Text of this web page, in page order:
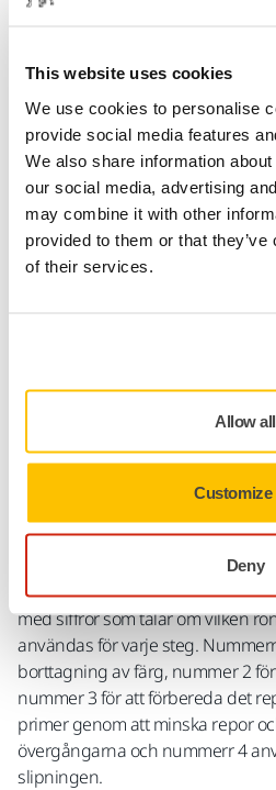
This website uses cookies
We use cookies to personalise
provide social media features
We also share information
our social media, advertising
may combine it with other
provided to them or that
of their services.
Allow all
Customize
Deny
Fri frakt över 49.90€
Säker kortbetalning
Uppföljning av försändelse
Gör en retur enkelt på
fi/support/returnera-en-
Teknisk
Den optimerade slipprocessen är
maximera prestandan i varje
varje steg också optimerats för
andra steg. Mirkas OSP
med siffror som talar om vilken
användas för varje steg.
borttagning av färg, nummer 2
nummer 3 för att förbereda det
primer genom att minska repor
övergångarna och nummerr 4
slipningen.